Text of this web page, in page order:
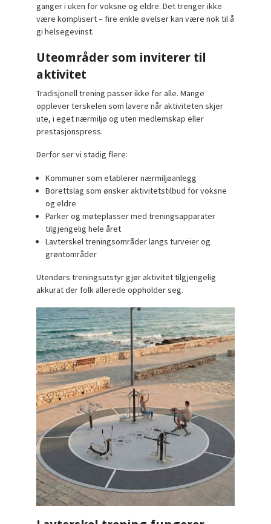
ganger i uken for voksne og eldre. Det trenger ikke
være komplisert – fire enkle øvelser kan være nok til å
gi helsegevinst.
Uteområder som inviterer til
aktivitet
Tradisjonell trening passer ikke for alle. Mange
opplever terskelen som lavere når aktiviteten skjer
ute, i eget nærmiljø og uten medlemskap eller
prestasjonspress.
Derfor ser vi stadig flere:
Kommuner som etablerer nærmiljøanlegg
Borettslag som ønsker aktivitetstilbud for voksne
og eldre
Parker og møteplasser med treningsapparater
tilgjengelig hele året
Lavterskel treningsområder langs turveier og
grøntområder
Utendørs treningsutstyr gjør aktivitet tilgjengelig
akkurat der folk allerede oppholder seg.